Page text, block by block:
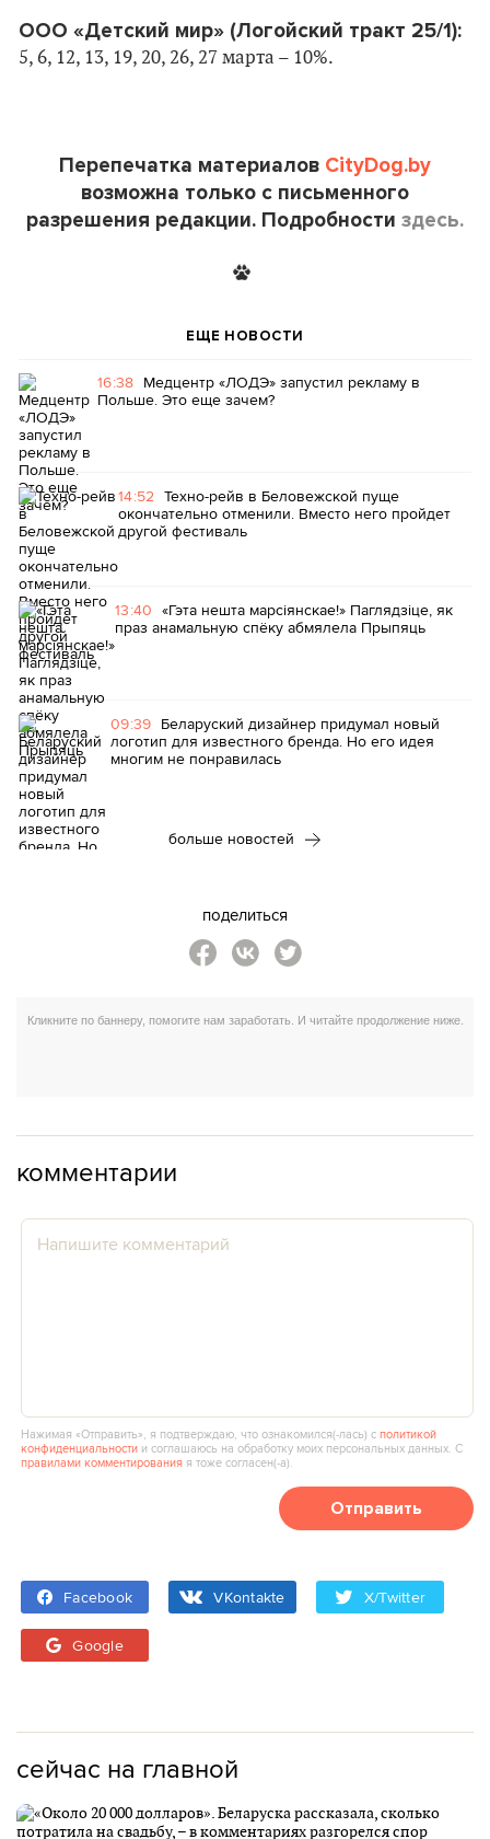
ООО «Детский мир» (Логойский тракт 25/1):
5, 6, 12, 13, 19, 20, 26, 27 марта – 10%.
Перепечатка материалов CityDog.by
возможна только с письменного
разрешения редакции. Подробности здесь.
ЕЩЕ НОВОСТИ
16:38 Медцентр «ЛОДЭ» запустил рекламу в
Польше. Это еще зачем?
14:52 Техно-рейв в Беловежской пуще
окончательно отменили. Вместо него пройдет
другой фестиваль
13:40 «Гэта нешта марсіянскае!» Паглядзіце, як
праз анамальную спёку абмялела Прыпяць
09:39 Беларуский дизайнер придумал новый
логотип для известного бренда. Но его идея
многим не понравилась
больше новостей
поделиться
комментарии
Нажимая «Отправить», я подтверждаю, что ознакомился(‑лась) сполитикой
конфиденциальности и соглашаюсь на обработку моих персональных данных. С
правилами комментирования я тоже согласен(‑а).
Отправить
Facebook VKontakte X/Twitter
Google
сейчас на главной